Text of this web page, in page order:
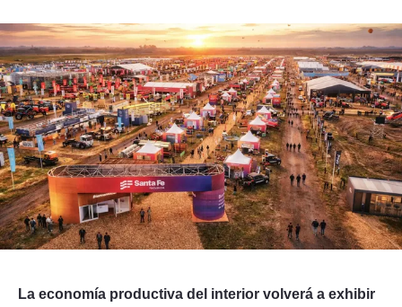
Clima
Agronegocios
Mercados
Seguinos
La economía productiva del interior volverá a exhibir